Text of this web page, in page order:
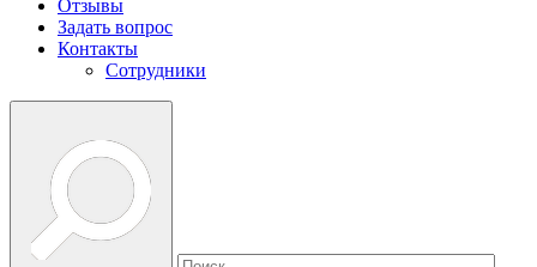
Отзывы
Задать вопрос
Контакты
Сотрудники